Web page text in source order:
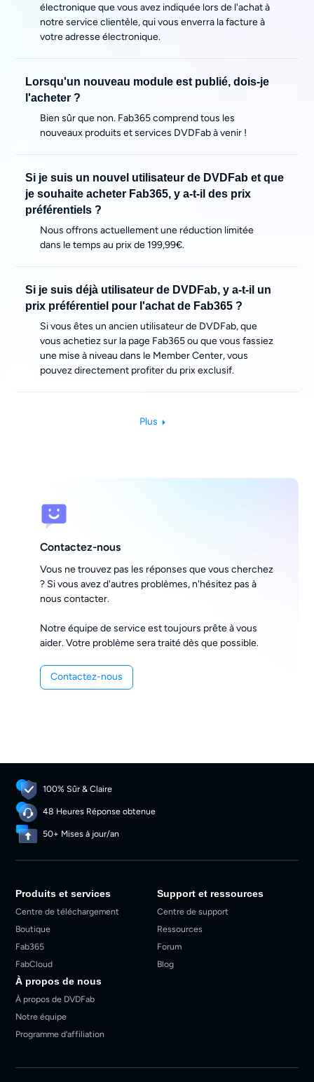
électronique que vous avez indiquée lors de l'achat à
notre service clientèle, qui vous enverra la facture à
votre adresse électronique.
Lorsqu'un nouveau module est publié, dois-je
l'acheter ?
Bien sûr que non. Fab365 comprend tous les
nouveaux produits et services DVDFab à venir !
Si je suis un nouvel utilisateur de DVDFab et que
je souhaite acheter Fab365, y a-t-il des prix
préférentiels ?
Nous offrons actuellement une réduction limitée
dans le temps au prix de 199,99€.
Si je suis déjà utilisateur de DVDFab, y a-t-il un
prix préférentiel pour l'achat de Fab365 ?
Si vous êtes un ancien utilisateur de DVDFab, que
vous achetiez sur la page Fab365 ou que vous fassiez
une mise à niveau dans le Member Center, vous
pouvez directement profiter du prix exclusif.
Plus
Contactez-nous
Vous ne trouvez pas les réponses que vous cherchez
? Si vous avez d'autres problèmes, n'hésitez pas à
nous contacter.
Notre équipe de service est toujours prête à vous
aider. Votre problème sera traité dès que possible.
Contactez-nous
100% Sûr & Claire
48 Heures Réponse obtenue
50+ Mises à jour/an
Produits et services
Centre de téléchargement
Boutique
Fab365
FabCloud
Support et ressources
Centre de support
Ressources
Forum
Blog
À propos de nous
À propos de DVDFab
Notre équipe
Programme d'affiliation